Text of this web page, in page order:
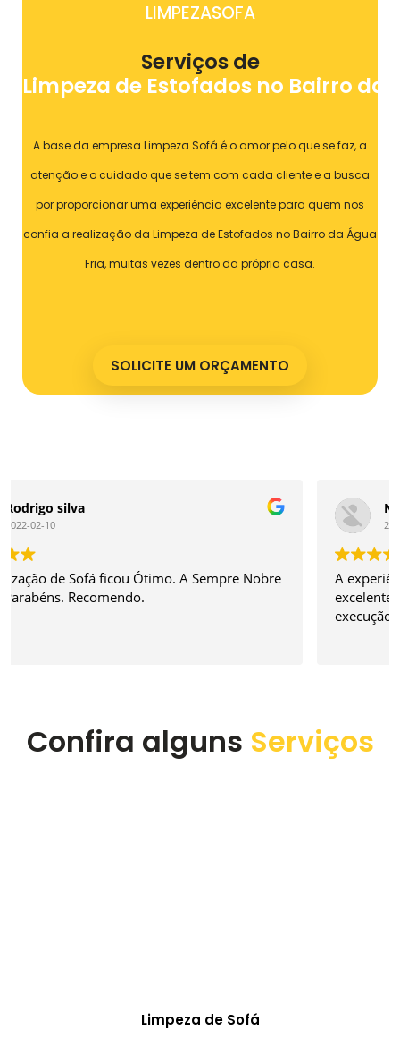
LIMPEZASOFA
Serviços de
Limpeza de Estofados no Bairro da
A base da empresa Limpeza Sofá é o amor pelo que se faz, a
atenção e o cuidado que se tem com cada cliente e a busca
por proporcionar uma experiência excelente para quem nos
confia a realização da Limpeza de Estofados no Bairro da Água
Fria, muitas vezes dentro da própria casa.
SOLICITE UM ORÇAMENTO
A experiência foi sensacional. O atendimento é
excelente tanto para agendamento quanto na
execução do serviço. Super recomendo a empresa.
Confira alguns Serviços
Limpeza de Sofá